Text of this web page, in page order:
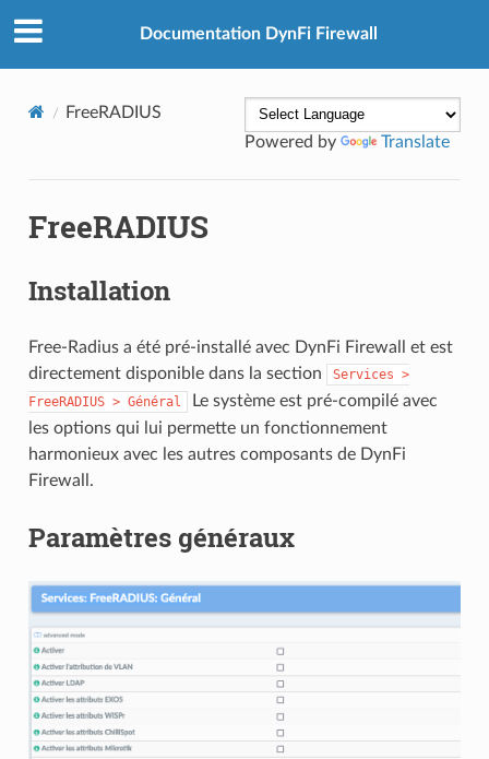
Documentation DynFi Firewall
Powered by Translate
FreeRADIUS
FreeRADIUS
Installation
Free-Radius a été pré-installé avec DynFi Firewall et est
directement disponible dans la section
Services >
FreeRADIUS > Général
Le système est pré-compilé avec
les options qui lui permette un fonctionnement
harmonieux avec les autres composants de DynFi
Firewall.
Paramètres généraux